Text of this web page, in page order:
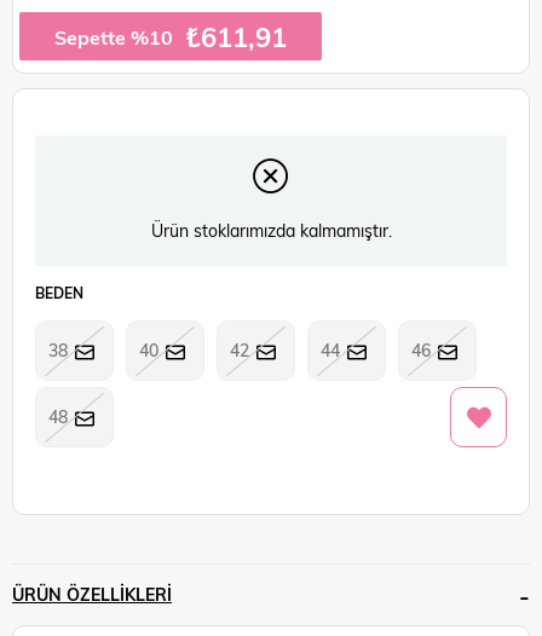
Sepette %10 ₺611,91
Ürün stoklarımızda kalmamıştır.
BEDEN
38 40 42 44 46
48
ÜRÜN ÖZELLIKLERI